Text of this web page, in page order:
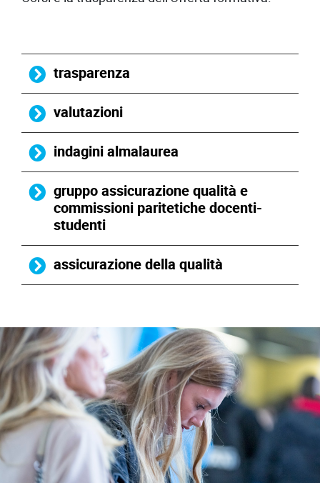
trasparenza
valutazioni
indagini almalaurea
gruppo assicurazione qualità e
commissioni paritetiche docenti-
studenti
assicurazione della qualità